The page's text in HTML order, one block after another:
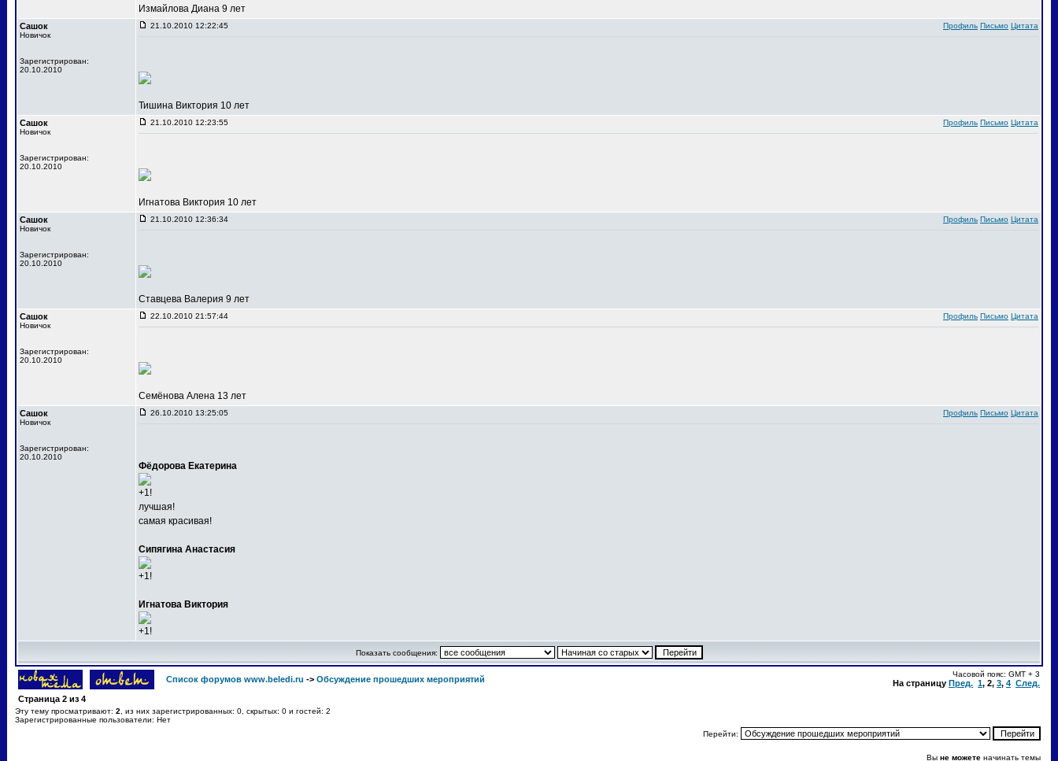
Измайлова Диана 9 лет
Сашок
Новичок
Зарегистрирован:
20.10.2010
21.10.2010 12:22:45 Профиль Письмо Цитата
Тишина Виктория 10 лет
Сашок
Новичок
Зарегистрирован:
20.10.2010
21.10.2010 12:23:55 Профиль Письмо Цитата
Игнатова Виктория 10 лет
Сашок
Новичок
Зарегистрирован:
20.10.2010
21.10.2010 12:36:34 Профиль Письмо Цитата
Ставцева Валерия 9 лет
Сашок
Новичок
Зарегистрирован:
20.10.2010
22.10.2010 21:57:44 Профиль Письмо Цитата
Семёнова Алена 13 лет
Сашок
Новичок
Зарегистрирован:
20.10.2010
26.10.2010 13:25:05 Профиль Письмо Цитата
Фёдорова Екатерина
+1!
лучшая!
самая красивая!
Сипягина Анастасия
+1!
Игнатова Виктория
+1!
Показать сообщения:
Список форумов www.beledi.ru -> Обсуждение прошедших мероприятий
Часовой пояс: GMT + 3
На страницу Пред. 1, 2, 3, 4 След.
Страница 2 из 4
Эту тему просматривают: 2 , из них зарегистрированных: 0, скрытых: 0 и гостей: 2
Зарегистрированные пользователи: Нет
Перейти:
Вы не можете начинать темы